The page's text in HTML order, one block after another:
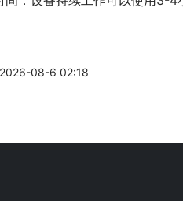
08-6 02:18